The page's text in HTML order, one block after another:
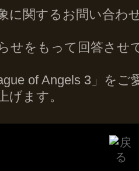
に関するお問い合わ
せをもって回答させ
of Angels 3」を
げます。